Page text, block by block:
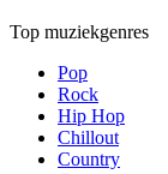
Top muziekgenres
Pop
Rock
Hip Hop
Chillout
Country